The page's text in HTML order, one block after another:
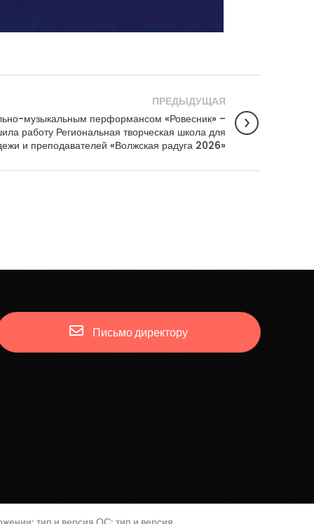
ПРЕДЫДУЩАЯ
музыкальным перформансом «Ровесник» –
работу Региональная творческая школа для
и преподавателей «Волжская радуга 2026»
Письмо директору
тип и версия ОС; тип и версия